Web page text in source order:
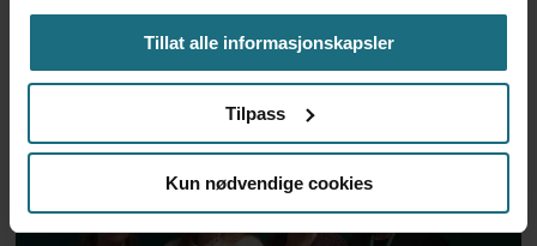
Tillat alle informasjonskapsler
Tilpass
Kun nødvendige cookies
internasjonal
demensforskningspris